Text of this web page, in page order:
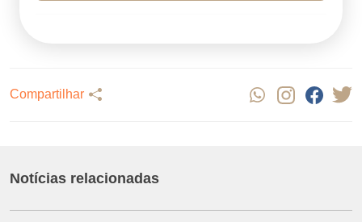
Compartilhar
Notícias relacionadas